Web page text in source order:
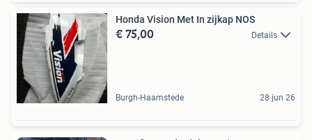
Honda Vision Met In zijkap NOS
€ 75,00 Details
Burgh-Haamstede 28 jun 26